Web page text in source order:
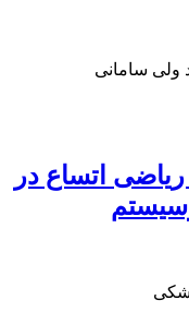
ولی سامانی
ریاضی اتساع در